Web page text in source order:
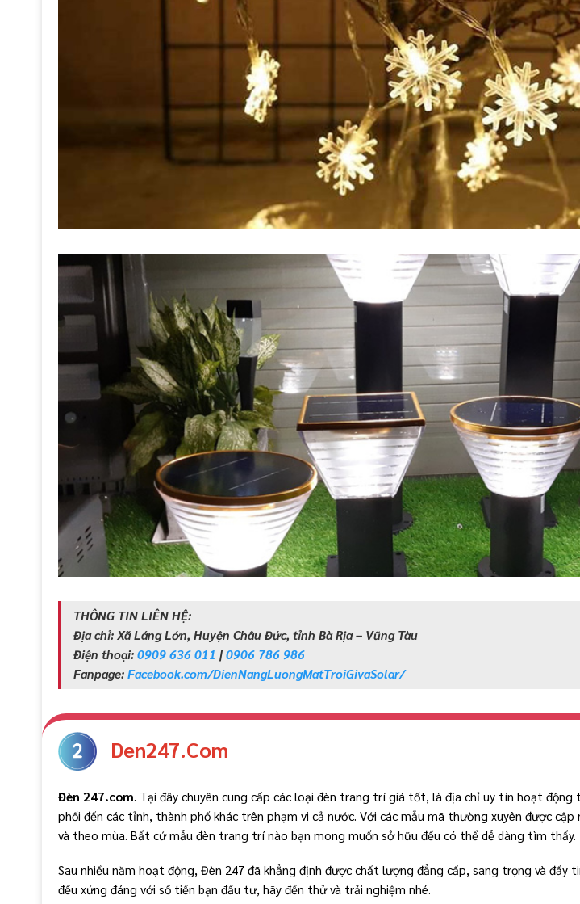
THÔNG TIN LIÊN HỆ:
Địa chỉ: Xã Láng Lớn, Huyện Châu Đức, tỉnh Bà Rịa – Vũng Tàu
Điện thoại: 0909 636 011 | 0906 786 986
Fanpage: Facebook.com/DienNangLuongMatTroiGivaSolar/
Den247.Com
Đèn 247.com. Tại đây chuyên cung cấp các loại đèn trang trí giá tốt, là địa chỉ uy tín hoạt động
phối đến các tỉnh, thành phố khác trên phạm vi cả nước. Với các mẫu mã thường xuyên được
và theo mùa. Bất cứ mẫu đèn trang trí nào bạn mong muốn sở hữu đều có thể dễ dàng tìm thấy.
Sau nhiều năm hoạt động, Đèn 247 đã khẳng định được chất lượng đẳng cấp, sang trọng và
đều xứng đáng với số tiền bạn đầu tư, hãy đến thử và trải nghiệm nhé.